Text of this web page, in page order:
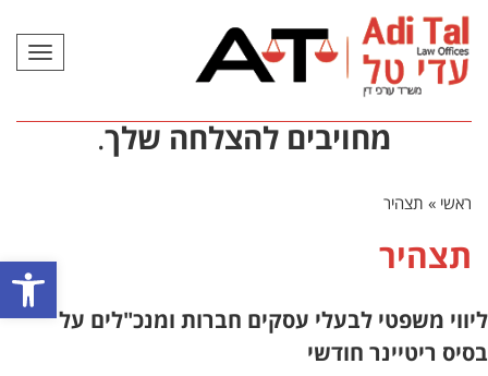
פתח
מחויבים להצלחה שלך.
ראשי » תצהיר
תצהיר
ליווי משפטי לבעלי עסקים חברות ומנכ"לים על
בסיס ריטיינר חודשי